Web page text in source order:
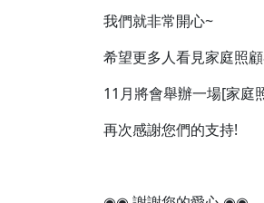
我們就非常開心~
希望更多人看見家庭照
11月將會舉辦一場[家庭
再次感謝您們的支持!